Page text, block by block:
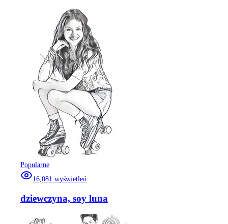
Popularne
16,081 wyświetleń
dziewczyna, soy luna